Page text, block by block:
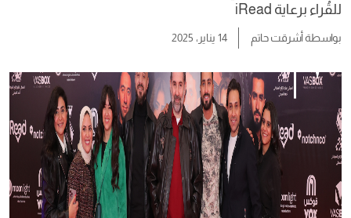
للقُراء برعاية iRead
بواسطةأشرقت حاتم 14 يناير، 2025